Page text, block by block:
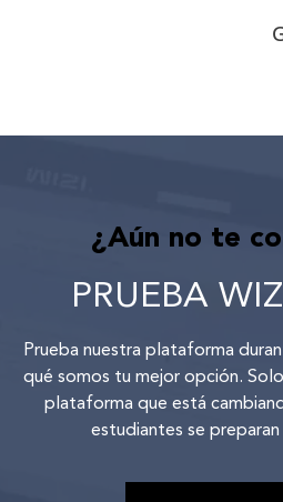
¿Aún no te
PRUEBA
Prueba nuestra plataforma
qué somos tu mejor opción.
plataforma que está
estudiantes se preparan